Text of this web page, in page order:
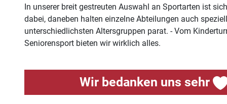
In unserer breit gestreuten Auswahl an Sportarten ist
dabei, daneben halten einzelne Abteilungen auch
unterschiedlichsten Altersgruppen parat. - Vom
Seniorensport bieten wir wirklich alles.
Wir bedanken uns sehr